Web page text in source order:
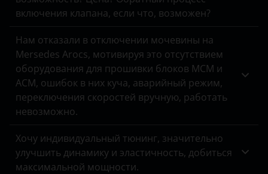
ЗАЗ
УАЗ
включения клапана, если что, возможен?
Нам отказали в отключении мочевины на
Mersedes Arocs, мотивируя это отсутствием
оборудования для прошивки блоков MCM и
ACM, ошибок в них куча, аварийный режим,
переключения скоростей вручную, работать
невозможно.
Хочу индивидуальный тюнинг, значительно
улучшить динамику и эластичность, добиться
максимальной мощности.